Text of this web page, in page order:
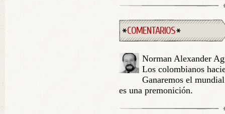
COMENTARIOS
Norman Alexander
Los colombianos
Ganaremos el
es una premonición.